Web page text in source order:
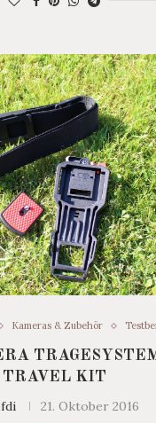
Kameras & Zubehör
TRAVEL KIT
21. Oktober 2016